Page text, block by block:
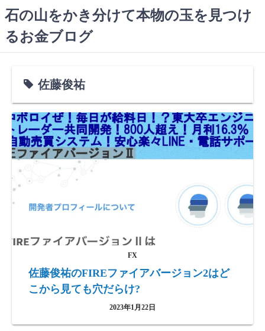
コ
ン
テ
石の山をかき分けて本物の玉を見つけ
るお金ブログ
佐藤俊祐
FX
佐藤俊祐のFIREファイアバージョン2はど
こから見ても穴だらけ?
2023年1月22日